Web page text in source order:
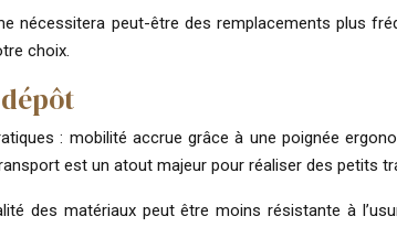
nécessitera peut-être des remplacements plus
choix.
: mobilité accrue grâce à une poignée
est un atout majeur pour réaliser des petits
des matériaux peut être moins résistante à